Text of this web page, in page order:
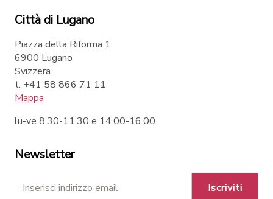
Città di Lugano
Piazza della Riforma 1
6900 Lugano
Svizzera
t. +41 58 866 71 11
Mappa
lu-ve 8.30-11.30 e 14.00-16.00
Newsletter
Iscriviti